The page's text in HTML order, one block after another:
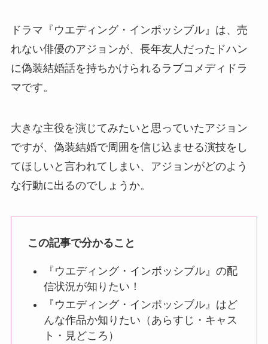
ドラマ『ウエディング・インポッシブル』は、売
れない俳優のアジョンが、長年友人だったドハン
に偽装結婚話を持ちかけられるラブコメディドラ
マです。
大きな主役を演じてみたいと思っていたアジョン
ですが、偽装結婚で周囲を信じ込ませる演技をし
てほしいと言われてしまい、アジョンがどのよう
な行動に出るのでしょうか。
この記事で分かること
『ウエディング・インポッシブル』の配
信状況が知りたい！
『ウエディング・インポッシブル』はど
んな作品か知りたい（あらすじ・キャス
ト・見どころ）